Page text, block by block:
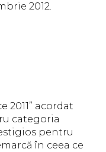
2012.
2011” acordat
categoria
pentru
în ceea ce